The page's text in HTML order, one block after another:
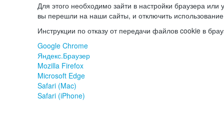
Для этого необходимо зайти в настройки браузера или
вы перешли на наши сайты, и отключить
Инструкции по отказу от передачи файлов cookie в
Google Chrome
Яндекс.Браузер
Mozilla Firefox
Microsoft Edge
Safari (Mac)
Safari (iPhone)